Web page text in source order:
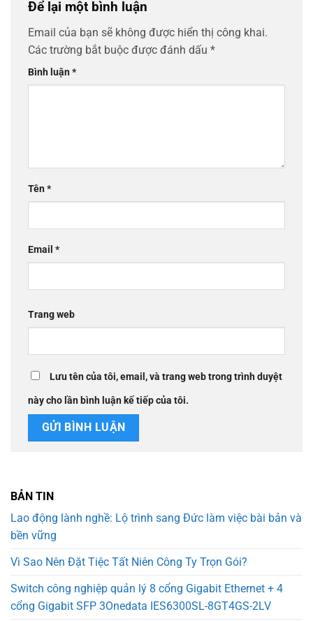
Để lại một bình luận
Email của bạn sẽ không được hiển thị công khai.
Các trường bắt buộc được đánh dấu *
Bình luận*
Tên*
Email *
Trang web
Lưu tên của tôi, email, và trang web trong trình duyệt
này cho lần bình luận kế tiếp của tôi.
BẢN TIN
Lao động lành nghề: Lộ trình sang Đức làm việc bài bản và
bền vững
Vì Sao Nên Đặt Tiệc Tất Niên Công Ty Trọn Gói?
Switch công nghiệp quản lý 8 cổng Gigabit Ethernet + 4
cổng Gigabit SFP 3Onedata IES6300SL-8GT4GS-2LV